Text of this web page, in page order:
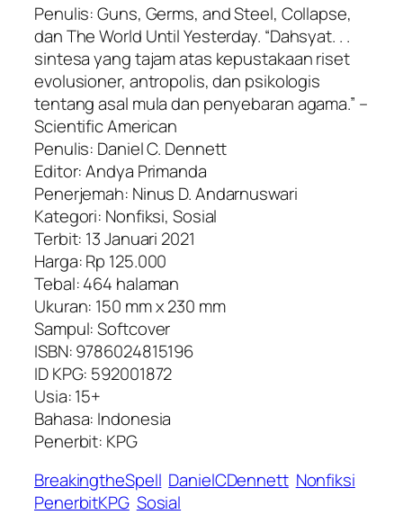
Penulis: Guns, Germs, and Steel, Collapse,
dan The World Until Yesterday. “Dahsyat. . .
sintesa yang tajam atas kepustakaan riset
evolusioner, antropolis, dan psikologis
tentang asal mula dan penyebaran agama.” –
Scientific American
Penulis: Daniel C. Dennett
Editor: Andya Primanda
Penerjemah: Ninus D. Andarnuswari
Kategori: Nonfiksi, Sosial
Terbit: 13 Januari 2021
Harga: Rp 125.000
Tebal: 464 halaman
Ukuran: 150 mm x 230 mm
Sampul: Softcover
ISBN: 9786024815196
ID KPG: 592001872
Usia: 15+
Bahasa: Indonesia
Penerbit: KPG
BreakingtheSpell DanielCDennett Nonfiksi
PenerbitKPG Sosial